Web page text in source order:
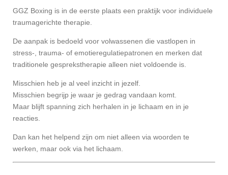
GGZ Boxing is in de eerste plaats een praktijk voor individuele
traumagerichte therapie.
De aanpak is bedoeld voor volwassenen die vastlopen in
stress-, trauma- of emotieregulatiepatronen en merken dat
traditionele gesprekstherapie alleen niet voldoende is.
Misschien heb je al veel inzicht in jezelf.
Misschien begrijp je waar je gedrag vandaan komt.
Maar blijft spanning zich herhalen in je lichaam en in je
reacties.
Dan kan het helpend zijn om niet alleen via woorden te
werken, maar ook via het lichaam.